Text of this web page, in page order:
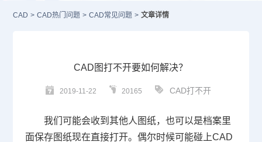
CAD > CAD热门问题 > CAD常见问题 > 文章详情
CAD图打不开要如何解决？
2019-11-22 20165 CAD打不开
我们可能会收到其他人图纸，也可以是档案里
面保存图纸现在直接打开。偶尔时候可能碰上CAD